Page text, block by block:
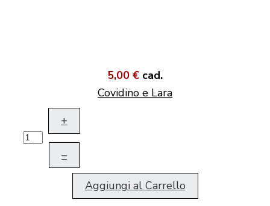
5,00 € cad.
Covidino e Lara
+
–
Aggiungi al Carrello